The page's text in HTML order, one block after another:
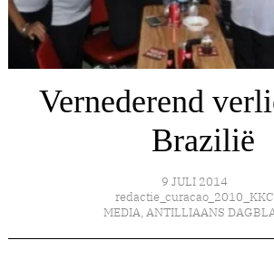
Vernederend
Brazilië
9 JULI 2014
redactie_curacao_2010_KKC
MEDIA, ANTILLIAANS